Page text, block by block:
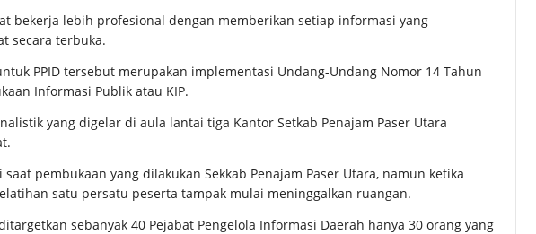
bekerja lebih profesional dengan memberikan setiap informasi yang
secara terbuka.
PPID tersebut merupakan implementasi Undang-Undang Nomor 14 Tahun
Informasi Publik atau KIP.
yang digelar di aula lantai tiga Kantor Setkab Penajam Paser Utara
pembukaan yang dilakukan Sekkab Penajam Paser Utara, namun ketika
satu persatu peserta tampak mulai meninggalkan ruangan.
sebanyak 40 Pejabat Pengelola Informasi Daerah hanya 30 orang yang